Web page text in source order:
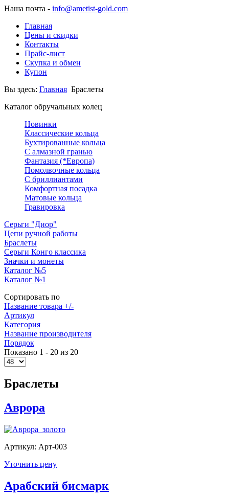
Наша почта - info@ametist-gold.com
Главная
Цены и скидки
Контакты
Прайс-лист
Скупка и обмен
Купон
Вы здесь: Главная Браслеты
Каталог обручальных колец
Новинки
Классические кольца
Бухтированные кольца
С алмазной гранью
Фантазия (*Европа)
Помолвочные кольца
С бриллиантами
Комфортная посадка
Матовые кольца
Гравировка
Серьги "Диор"
Цепи ручной работы
Браслеты
Серьги Конго классика
Значки и монеты
Каталог №5
Каталог №1
Сортировать по
Название товара +/-
Артикул
Категория
Название производителя
Порядок
Показано 1 - 20 из 20
Браслеты
Аврора
Артикул: Арт-003
Уточнить цену
Арабский бисмарк